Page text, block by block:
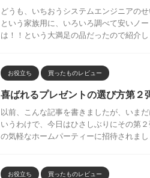
どうも、いちおうシステムエンジニアの
という家族用に、いろいろ調べて安いノ
は！！という大満足の品だったので紹介
お役立ち 買ったものレビュー
喜ばれるプレゼントの選び方第２
以前、こんな記事を書きましたが、いま
いうわけで、今日はひさしぶりにその第
の気軽なホームパーティーに招待されま
お役立ち 買ったものレビュー